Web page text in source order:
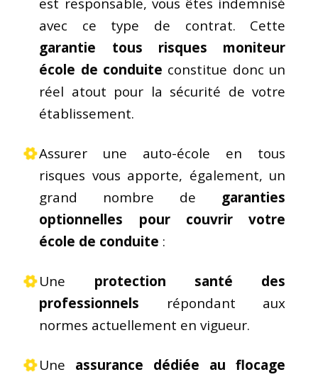
est responsable, vous êtes indemnisé
avec ce type de contrat. Cette
garantie tous risques moniteur
école de conduite constitue donc un
réel atout pour la sécurité de votre
établissement.
Assurer une auto-école en tous
risques vous apporte, également, un
grand nombre de garanties
optionnelles pour couvrir votre
école de conduite :
Une protection santé des
professionnels répondant aux
normes actuellement en vigueur.
Une assurance dédiée au flocage